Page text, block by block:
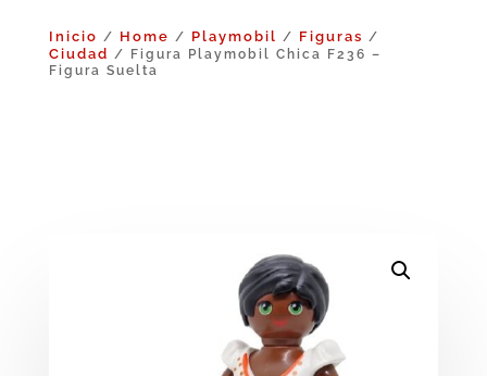
Inicio / Home / Playmobil / Figuras /
Ciudad / Figura Playmobil Chica F236 –
Figura Suelta